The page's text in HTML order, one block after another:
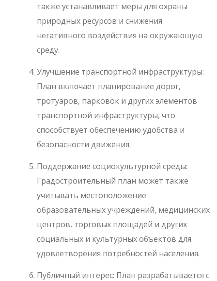
также устанавливает меры для охраны
природных ресурсов и снижения
негативного воздействия на окружающую
среду.
Улучшение транспортной инфраструктуры:
План включает планирование дорог,
тротуаров, парковок и других элементов
транспортной инфраструктуры, что
способствует обеспечению удобства и
безопасности движения.
Поддержание социокультурной среды:
Градостроительный план может также
учитывать местоположение
образовательных учреждений, медицинских
центров, торговых площадей и других
социальных и культурных объектов для
удовлетворения потребностей населения.
Публичный интерес: План разрабатывается с